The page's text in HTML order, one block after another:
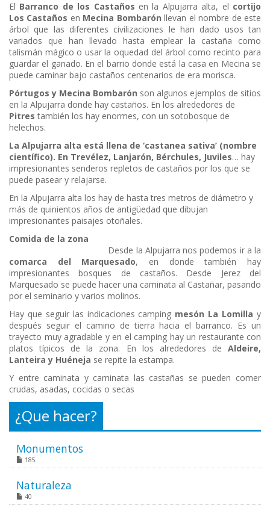
El Barranco de los Castaños en la Alpujarra alta, el cortijo
Los Castaños en Mecina Bombarón llevan el nombre de este
árbol que las diferentes civilizaciones le han dado usos tan
variados que han llevado hasta emplear la castaña como
talismán mágico o usar la oquedad del árbol como recinto para
guardar el ganado. En el barrio donde está la casa en Mecina se
puede caminar bajo castaños centenarios de era morisca.
Pórtugos y Mecina Bombarón son algunos ejemplos de sitios
en la Alpujarra donde hay castaños. En los alrededores de
Pitres también los hay enormes, con un sotobosque de
helechos.
La Alpujarra alta está llena de ‘castanea sativa’ (nombre
científico). En Trevélez, Lanjarón, Bérchules, Juviles… hay
impresionantes senderos repletos de castaños por los que se
puede pasear y relajarse.
En la Alpujarra alta los hay de hasta tres metros de diámetro y
más de quinientos años de antigüedad que dibujan
impresionantes paisajes otoñales.
Comida de la zona
Desde la Alpujarra nos podemos ir a la
comarca del Marquesado, en donde también hay
impresionantes bosques de castaños. Desde Jerez del
Marquesado se puede hacer una caminata al Castañar, pasando
por el seminario y varios molinos.
Hay que seguir las indicaciones camping mesón La Lomilla y
después seguir el camino de tierra hacia el barranco. Es un
trayecto muy agradable y en el camping hay un restaurante con
platos típicos de la zona. En los alrededores de Aldeire,
Lanteira y Huéneja se repite la estampa.
Y entre caminata y caminata las castañas se pueden comer
crudas, asadas, cocidas o secas
¿Que hacer?
Monumentos
185
Naturaleza
40